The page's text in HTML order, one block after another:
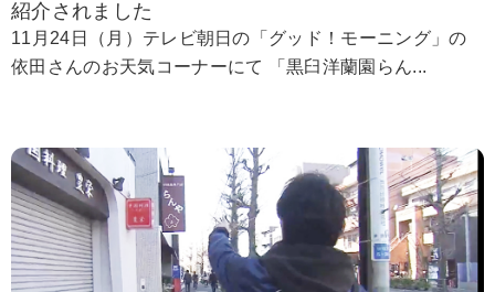
紹介されました
11月24日（月）テレビ朝日の「グッド！モーニング」の
依田さんのお天気コーナーにて 「黒臼洋蘭園らん...